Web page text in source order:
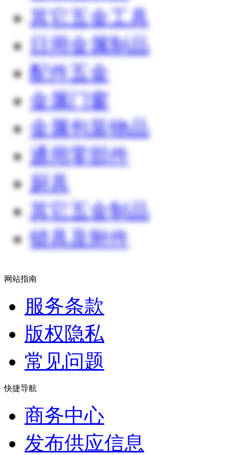
其它五金工具
日用金属制品
配件五金
金属门窗
金属包装物品
通用零部件
厨具
其它五金制品
锁具及附件
网站指南
服务条款
版权隐私
常见问题
快捷导航
商务中心
发布供应信息